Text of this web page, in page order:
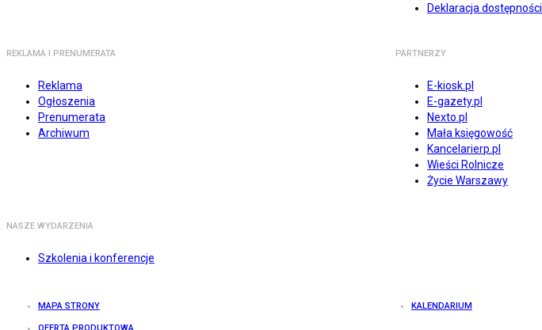
Deklaracja dostępności
REKLAMA I PRENUMERATA
Reklama
Ogłoszenia
Prenumerata
Archiwum
PARTNERZY
E-kiosk.pl
E-gazety.pl
Nexto.pl
Mała księgowość
Kancelarierp.pl
Wieści Rolnicze
Życie Warszawy
NASZE WYDARZENIA
Szkolenia i konferencje
MAPA STRONY KALENDARIUM